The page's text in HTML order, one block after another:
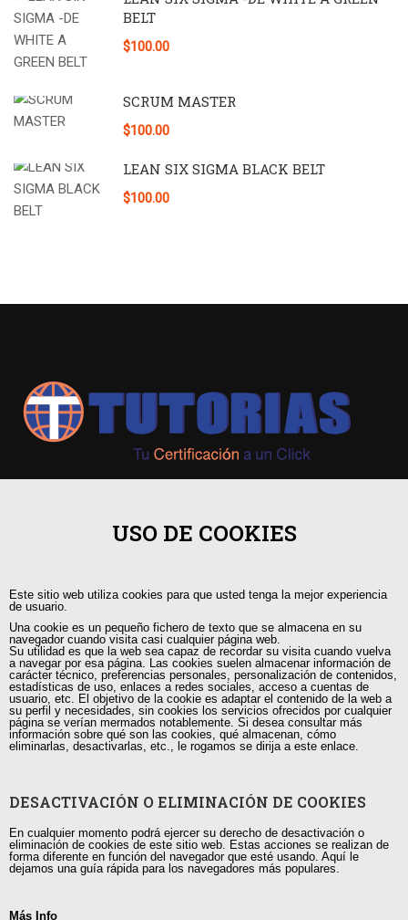
BELT
$100.00
SCRUM MASTER
$100.00
LEAN SIX SIGMA BLACK BELT
$100.00
capacitacion@tutorias.ec
USO DE COOKIES
Este sitio web utiliza cookies para que usted tenga la mejor experiencia
de usuario.
Una cookie es un pequeño fichero de texto que se almacena en su
navegador cuando visita casi cualquier página web.
Su utilidad es que la web sea capaz de recordar su visita cuando vuelva
a navegar por esa página. Las cookies suelen almacenar información de
carácter técnico, preferencias personales, personalización de contenidos,
estadísticas de uso, enlaces a redes sociales, acceso a cuentas de
usuario, etc. El objetivo de la cookie es adaptar el contenido de la web a
su perfil y necesidades, sin cookies los servicios ofrecidos por cualquier
página se verían mermados notablemente. Si desea consultar más
información sobre qué son las cookies, qué almacenan, cómo
eliminarlas, desactivarlas, etc., le rogamos se dirija a este enlace.
DESACTIVACIÓN O ELIMINACIÓN DE COOKIES
En cualquier momento podrá ejercer su derecho de desactivación o
eliminación de cookies de este sitio web. Estas acciones se realizan de
forma diferente en función del navegador que esté usando. Aquí le
dejamos una guía rápida para los navegadores más populares.
Más Info